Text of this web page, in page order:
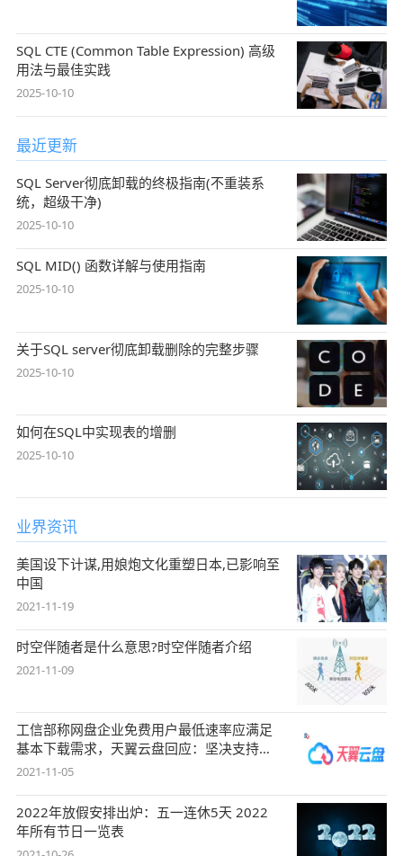
SQL CTE (Common Table Expression) 高级
用法与最佳实践
2025-10-10
最近更新
SQL Server彻底卸载的终极指南(不重装系
统，超级干净)
2025-10-10
SQL MID() 函数详解与使用指南
2025-10-10
关于SQL server彻底卸载删除的完整步骤
2025-10-10
如何在SQL中实现表的增删
2025-10-10
业界资讯
美国设下计谋,用娘炮文化重塑日本,已影响至
中国
2021-11-19
时空伴随者是什么意思?时空伴随者介绍
2021-11-09
工信部称网盘企业免费用户最低速率应满足
基本下载需求，天翼云盘回应：坚决支持，
始终
2021-11-05
2022年放假安排出炉：五一连休5天 2022
年所有节日一览表